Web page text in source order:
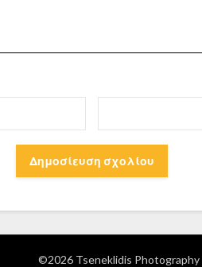
©2026 Tseneklidis Photography